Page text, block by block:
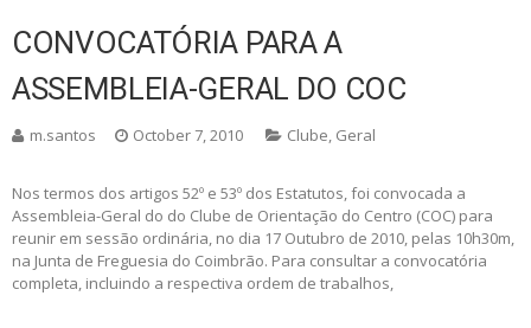
CONVOCATÓRIA PARA A
ASSEMBLEIA-GERAL DO COC
m.santos October 7, 2010 Clube, Geral
Nos termos dos artigos 52º e 53º dos Estatutos, foi convocada a
Assembleia-Geral do do Clube de Orientação do Centro (COC) para
reunir em sessão ordinária, no dia 17 Outubro de 2010, pelas 10h30m,
na Junta de Freguesia do Coimbrão. Para consultar a convocatória
completa, incluindo a respectiva ordem de trabalhos,